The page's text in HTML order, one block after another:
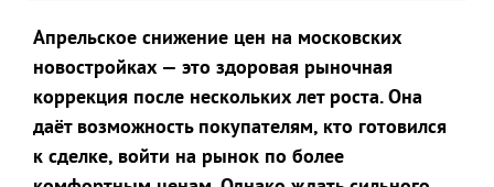
Апрельское снижение цен на московских
новостройках — это здоровая рыночная
коррекция после нескольких лет роста. Она
даёт возможность покупателям, кто готовился
к сделке, войти на рынок по более